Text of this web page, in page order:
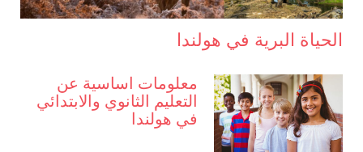
الحياة البرية في هولندا
معلومات اساسية عن
التعليم الثانوي والابتدائي
في هولندا